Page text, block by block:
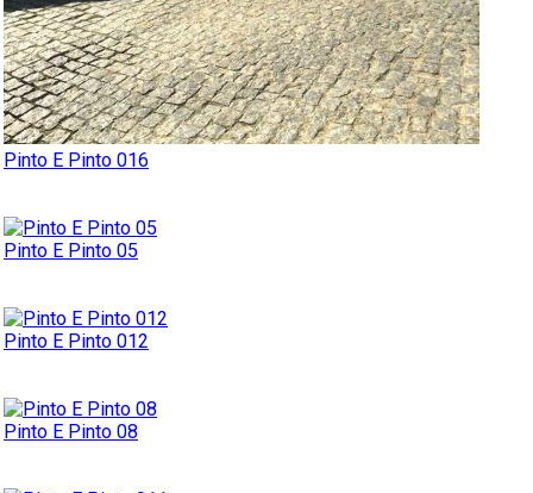
Pinto E Pinto 016
Pinto E Pinto 05
Pinto E Pinto 012
Pinto E Pinto 08